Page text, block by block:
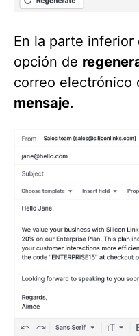
En la parte inferior
opción de
correo electrónico
mensaje.